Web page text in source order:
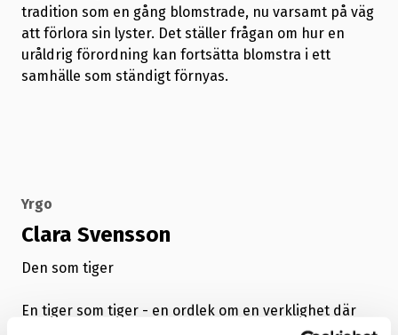
tradition som en gång blomstrade, nu varsamt på väg
att förlora sin lyster. Det ställer frågan om hur en
uråldrig förordning kan fortsätta blomstra i ett
samhälle som ständigt förnyas.
Yrgo
Clara Svensson
Den som tiger
En tiger som tiger - en ordlek om en verklighet där
tystnad får konsekvenser. När världen brinner och